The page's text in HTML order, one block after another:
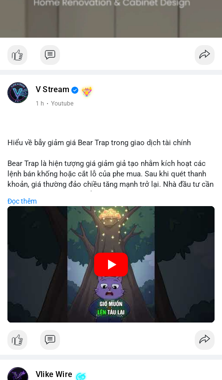
V Stream
1 h · Youtube
Hiểu về bẫy giảm giá Bear Trap trong giao dịch tài chính
Bear Trap là hiện tượng giá giảm giả tạo nhằm kích hoạt các
lệnh bán khống hoặc cắt lỗ của phe mua. Sau khi quét thanh
khoản, giá thường đảo chiều tăng mạnh trở lại. Nhà đầu tư cần
hóa điểm vào lệnh.
🎥 Xem video trực tiếp tại:
Nguồn: Cú Thông Thái
Đọc thêm
Vlike Wire